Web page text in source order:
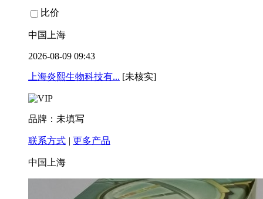
比价
中国上海
2026-08-09 09:43
上海炎熙生物科技有... [未核实]
品牌：未填写
联系方式 | 更多产品
中国上海